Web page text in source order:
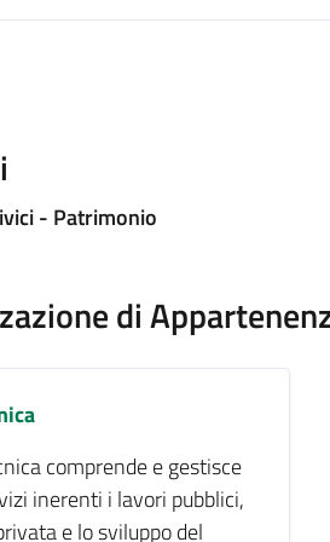
- Patrimonio
di
comprende e gestisce
inerenti i lavori pubblici,
e lo sviluppo del